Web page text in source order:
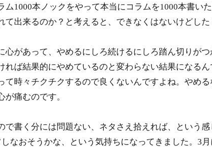
1000本ノックをやって本当にコラムを1000本書い
て出来るのか？と考えると、できなくはないけどし
があって、やめるにしろ続けるにしろ踏ん切りがつ
ば結果的にやめているのと変わらない結果になる
て時々チクチクするので良くないんですよね。やめ
痛むのです。
書く分には問題ない、ネタさえ拾えれば、という感
なおそうかな、という気持ちになってきました。3